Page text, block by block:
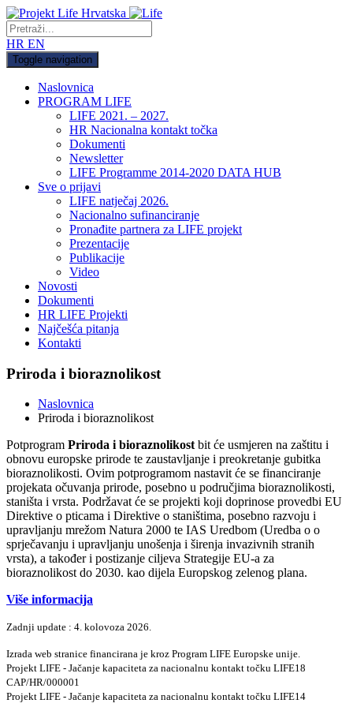
HR EN
Toggle navigation
Naslovnica
PROGRAM LIFE
LIFE 2021. – 2027.
HR Nacionalna kontakt točka
Dokumenti
Newsletter
LIFE Programme 2014-2020 DATA HUB
Sve o prijavi
LIFE natječaj 2026.
Nacionalno sufinanciranje
Pronađite partnera za LIFE projekt
Prezentacije
Publikacije
Video
Novosti
Dokumenti
HR LIFE Projekti
Najčešća pitanja
Kontakti
Priroda i bioraznolikost
Naslovnica
Priroda i bioraznolikost
Potprogram Priroda i bioraznolikostbit će usmjeren na zaštitu i
obnovu europske prirode te zaustavljanje i preokretanje gubitka
bioraznolikosti. Ovim potprogramom nastavit će se financiranje
projekata očuvanja prirode, posebno u područjima bioraznolikosti,
staništa i vrsta. Podržavat će se projekti koji doprinose provedbi EU
Direktive o pticama i Direktive o staništima, posebno razvoju i
upravljanju mrežom Natura 2000 te IAS Uredbom (Uredba o o
sprječavanju i upravljanju unošenja i širenja invazivnih stranih
vrsta), a također i postizanje ciljeva Strategije EU-a za
bioraznolikost do 2030. kao dijela Europskog zelenog plana.
Više informacija
Zadnji update : 4. kolovoza 2026.
Izrada web stranice financirana je kroz Program LIFE Europske unije.
Projekt LIFE - Jačanje kapaciteta za nacionalnu kontakt točku LIFE18
CAP/HR/000001
Projekt LIFE - Jačanje kapaciteta za nacionalnu kontakt točku LIFE14